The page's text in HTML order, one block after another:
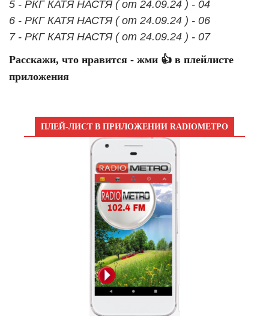
5 - РКГ КАТЯ НАСТЯ ( от 24.09.24 ) - 04
6 - РКГ КАТЯ НАСТЯ ( от 24.09.24 ) - 06
7 - РКГ КАТЯ НАСТЯ ( от 24.09.24 ) - 07
Расскажи, что нравится - жми 👍 в плейлисте
приложения
ПЛЕЙ-ЛИСТ В ПРИЛОЖЕНИИ RADIOМЕТРО